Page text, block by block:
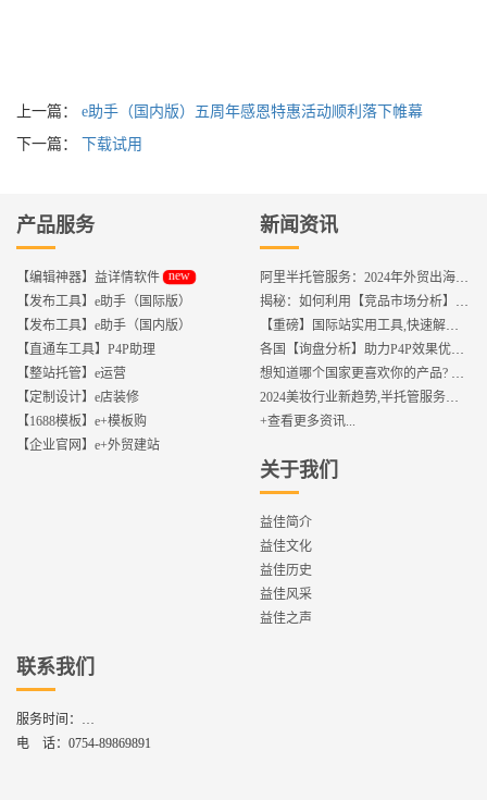
上一篇： e助手（国内版）五周年感恩特惠活动顺利落下帷幕
下一篇：
下载试用
产品服务
【编辑神器】益详情软件 new
【发布工具】e助手（国际版）
【发布工具】e助手（国内版）
【直通车工具】P4P助理
【整站托管】e运营
【定制设计】e店装修
【1688模板】e+模板购
【企业官网】e+外贸建站
新闻资讯
阿里半托管服务：2024年外贸出海热潮的主旋律
揭秘：如何利用【竞品市场分析】优化店铺流量？
【重磅】国际站实用工具,快速解决运营中的5大琐事，一键提升运营效率!
各国【询盘分析】助力P4P效果优化,提升ROI!
想知道哪个国家更喜欢你的产品? 来这找到答案!
2024美妆行业新趋势,半托管服务抢占流量红利
+查看更多资讯...
关于我们
益佳简介
益佳文化
益佳历史
益佳风采
益佳之声
联系我们
服务时间：
周一到周六,8：30 - 17：30
电 话： 0754-89869891